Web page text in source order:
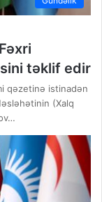
təklif edir
qəzetinə istinadən
(Xalq